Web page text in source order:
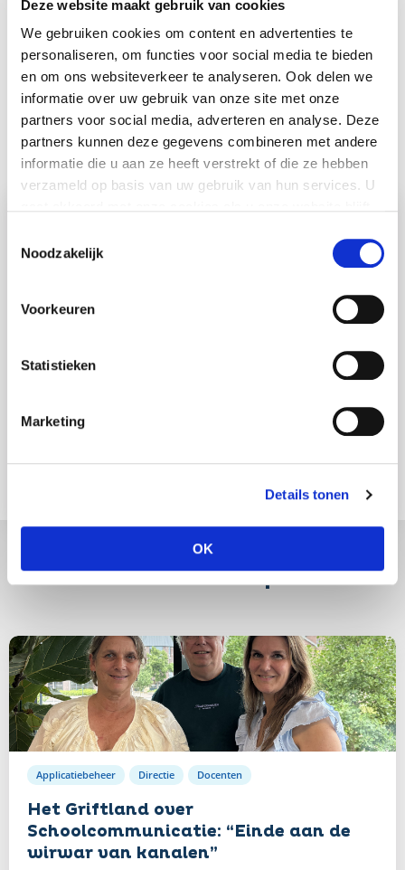
Deze website maakt gebruik van cookies
We gebruiken cookies om content en advertenties te
personaliseren, om functies voor social media te bieden
en om ons websiteverkeer te analyseren. Ook delen we
informatie over uw gebruik van onze site met onze
partners voor social media, adverteren en analyse. Deze
partners kunnen deze gegevens combineren met andere
informatie die u aan ze heeft verstrekt of die ze hebben
verzameld op basis van uw gebruik van hun services. U
Noodzakelijk
Voorkeuren
Statistieken
Marketing
Details tonen
OK
informatiebeveiliging
behaald.
verder
Onderwijs Groningen
Meer nieuws en updates
Applicatiebeheer Directie Docenten
Het Griftland over
Schoolcommunicatie: “Einde aan de
wirwar van kanalen”
Lees
verder